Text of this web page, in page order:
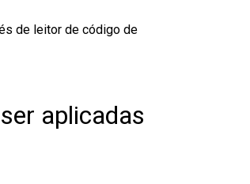
de leitor de código de
aplicadas